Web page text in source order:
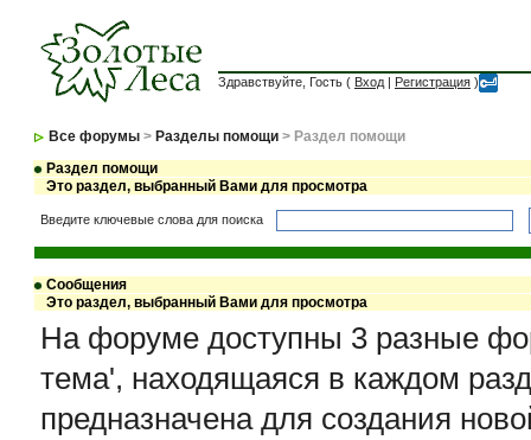
Здравствуйте, Гость ( Вход | Регистрация )
Все форумы > Разделы помощи > Раздел помощи
Раздел помощи
Это раздел, выбранный Вами для просмотра
Введите ключевые слова для поиска
Сообщения
Это раздел, выбранный Вами для просмотра
На форуме доступны 3 разные
тема', находящаяся в каждом
предназначена для создания